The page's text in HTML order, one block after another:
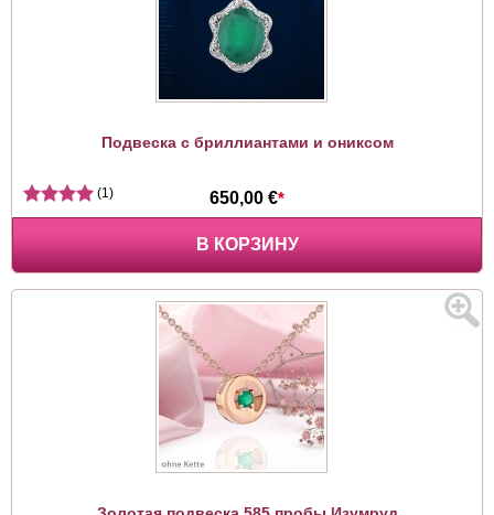
Подвеска с бриллиантами и ониксом
650,00 €*
(1)
В КОРЗИНУ